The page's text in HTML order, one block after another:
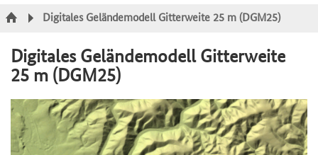
Digitales Geländemodell Gitterweite 25 m (DGM25)
Digitales Geländemodell Gitterweite
25 m (DGM25)